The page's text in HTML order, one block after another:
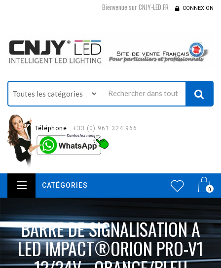
Bienvenue sur CNJY-LED.FR CONNEXION
Téléphone : +33 (0) 961 324 966
0
CATÉGORIES
BARRE DE SIGNALISATION A
LED IMPACT®ORION PRO-V1